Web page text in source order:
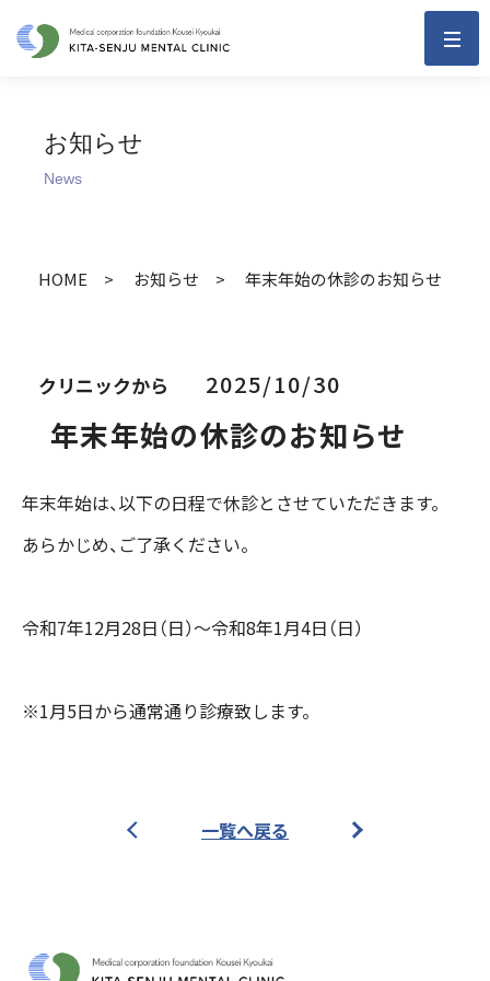
お知らせ
News
HOME お知らせ 年末年始の休診のお知らせ
クリニックから 2025/10/30
年末年始の休診のお知らせ
年末年始は、以下の日程で休診とさせていただきます。
あらかじめ、ご了承ください。
令和7年12月28日（日）～令和8年1月4日（日）
※1月5日から通常通り診療致します。
一覧へ戻る